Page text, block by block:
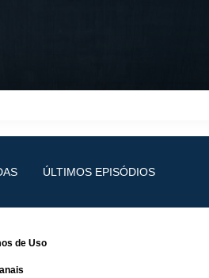
ÚLTIMOS EPISÓDIOS
de Uso